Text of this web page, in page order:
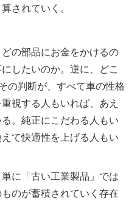
されていく。
の部品にお金をかけるの
したいのか。逆に、どこ
の判断が、すべて車の性格
視する人もいれば、あえ
。純正にこだわる人もい
て快適性を上げる人もい
に「古い工業製品」では
のが蓄積されていく存在